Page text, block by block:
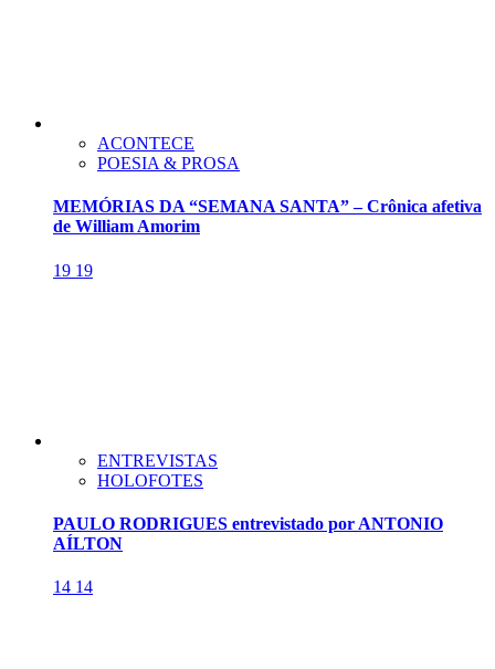
ACONTECE
POESIA & PROSA
MEMÓRIAS DA “SEMANA SANTA” – Crônica afetiva
de William Amorim
19 19
ENTREVISTAS
HOLOFOTES
PAULO RODRIGUES entrevistado por ANTONIO
AÍLTON
14 14